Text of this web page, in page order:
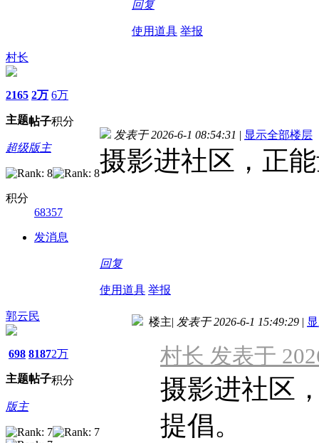
回复
使用道具 举报
村长
2165
主题
2万
帖子
6万
积分
超级版主
积分
68357
发消息
发表于 2026-6-1 08:54:31 | 显示全部楼层
摄影进社区，正
回复
使用道具 举报
郭云民
698
主题
8187
帖子
2万
积分
版主
楼主| 发表于 2026-6-1 15:49:29 |
村长 发表于
摄影进社区
提倡。